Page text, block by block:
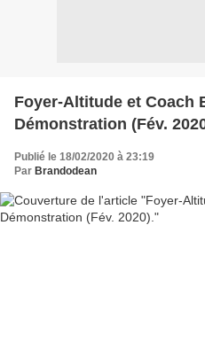
Foyer-Altitude et Coach
Démonstration (Fév.
Publié le 18/02/2020 à 23:19
Par Brandodean